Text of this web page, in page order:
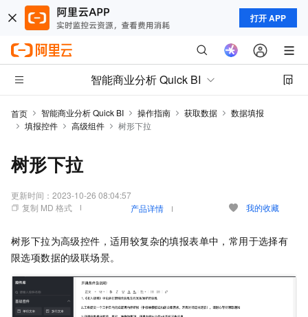
打开 APP
智能商业分析 Quick BI
首页 智能商业分析 Quick BI 操作指南 获取数据
数据填报
填报控件
高级组件 树形下拉
树形下拉
更新时间： 2023-10-26 08:04:57
复制 MD 格式
产品详情 我的收藏
树形下拉为高级控件，适用较复杂的填报表单中，常用于选择有
限选项数据的级联场景。